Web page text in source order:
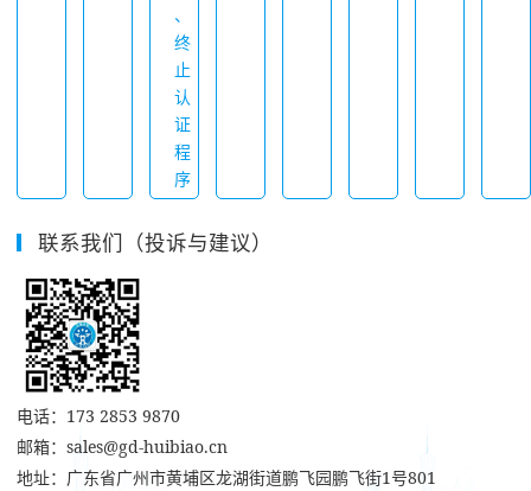
、
终
止
认
证
程
序
联系我们（投诉与建议）
电话：173 2853 9870
邮箱：sales@gd-huibiao.cn
地址：广东省广州市黄埔区龙湖街道鹏飞园鹏飞街1号801